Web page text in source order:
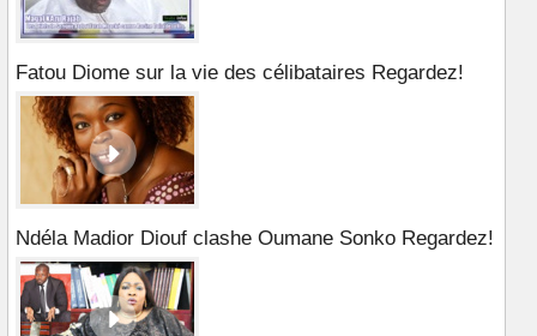
Fatou Diome sur la vie des célibataires Regardez!
Ndéla Madior Diouf clashe Oumane Sonko Regardez!